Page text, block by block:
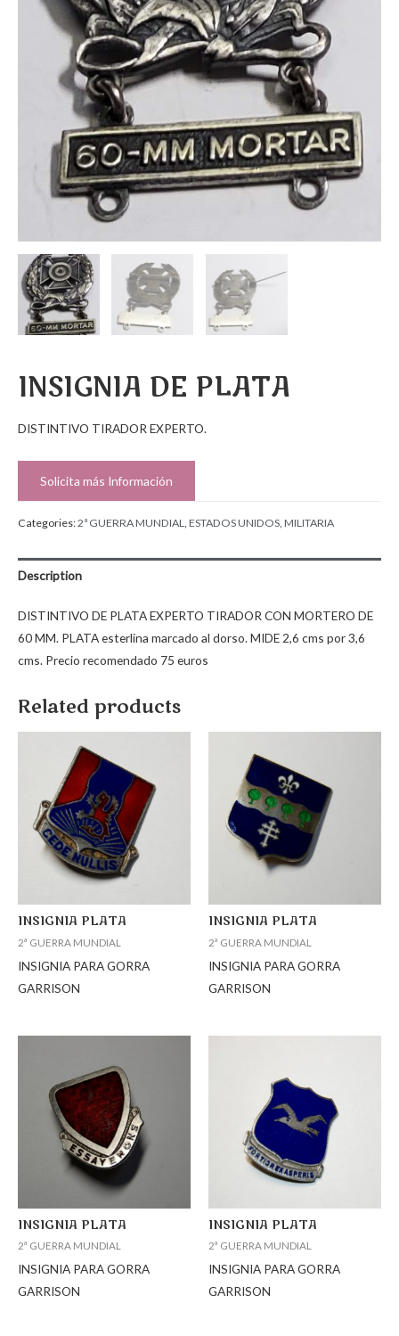
INSIGNIA DE PLATA
DISTINTIVO TIRADOR EXPERTO.
Solicita más Información
Categories:2ª GUERRA MUNDIAL ESTADOS UNIDOS MILITARIA
Description
DISTINTIVO DE PLATA EXPERTO TIRADOR CON MORTERO DE
60 MM. PLATA esterlina marcado al dorso. MIDE 2,6 cms por 3,6
cms. Precio recomendado 75 euros
Related products
INSIGNIA PLATA
2ª GUERRA MUNDIAL
INSIGNIA PARA GORRA
GARRISON
INSIGNIA PLATA
2ª GUERRA MUNDIAL
INSIGNIA PARA GORRA
GARRISON
INSIGNIA PLATA
2ª GUERRA MUNDIAL
INSIGNIA PARA GORRA
GARRISON
INSIGNIA PLATA
2ª GUERRA MUNDIAL
INSIGNIA PARA GORRA
GARRISON